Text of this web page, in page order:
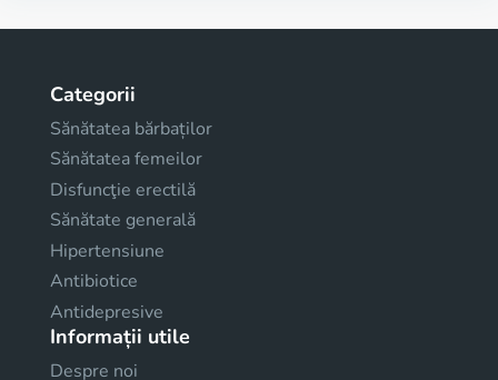
Categorii
Sănătatea bărbaților
Sănătatea femeilor
Disfuncţie erectilă
Sănătate generală
Hipertensiune
Antibiotice
Antidepresive
Informații utile
Despre noi